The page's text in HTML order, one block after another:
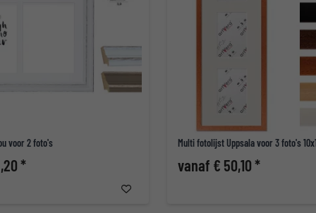
voor 2 foto's
*
Multi fotolijst Uppsala voor 3 foto's
vanaf € 50,10 *